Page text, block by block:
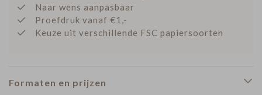
Naar wens aanpasbaar
Proefdruk vanaf €1,-
Keuze uit verschillende FSC papiersoorten
Formaten en prijzen